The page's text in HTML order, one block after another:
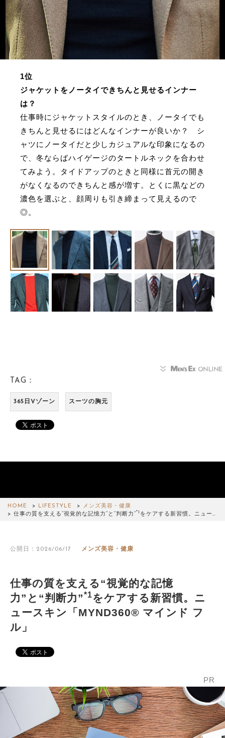
1位
ジャケットをノータイできちんと見せるインナー
は？
仕事時にジャケットスタイルのとき、ノータイでも
きちんと見せるにはどんなインナーが良いか？ シ
ャツにノータイだと少しカジュアルな印象になるの
で、冬ならばハイゲージのタートルネックを合わせ
てみよう。タイドアップのときと同様に首元の開き
がなくなるのできちんと感が増す。とくに黒などの
濃色を選ぶと、顔周りも引き締まって見えるので
◎。
TAG：
365日Vゾーン スーツの胸元
HOME LIFESTYLE
メンズ美容・健康
仕事の質を支える“視覚的な記憶力”と“判断力”*1 をケアする新習慣。ニュー…
公開日：2026/06/17 メンズ美容・健康
仕事の質を支える“視覚的な記憶
力”と“判断力”*1をケアする新習慣。ニ
ュースキン「MYND360® マインド フ
ル」
PR